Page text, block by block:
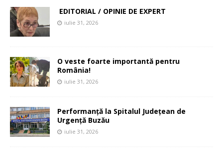
EDITORIAL / OPINIE DE EXPERT
iulie 31, 2026
O veste foarte importantă pentru
România!
iulie 31, 2026
Performanță la Spitalul Județean de
Urgență Buzău
iulie 31, 2026